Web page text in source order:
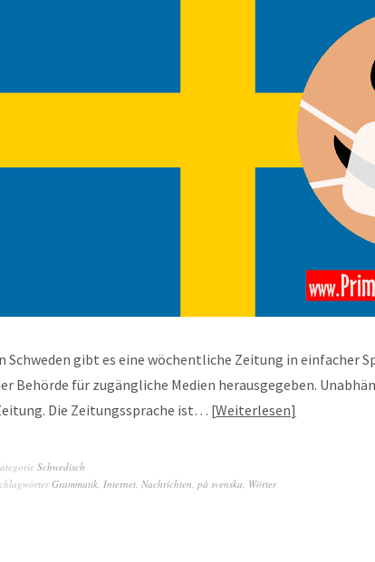
Schweden gibt es eine wöchentliche Zeitung in einfacher
Behörde für zugängliche Medien herausgegeben.
Die Zeitungssprache ist… Weiterlesen
Schwedisch
Grammatik, Internet, Nachrichten, på svenska, Wörter